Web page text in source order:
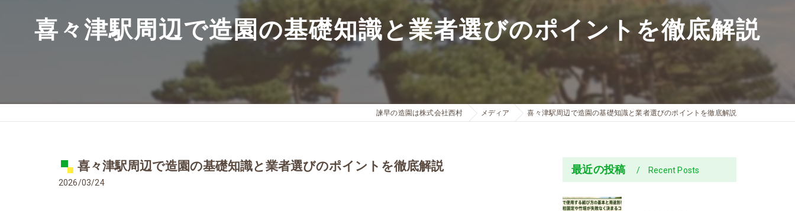
喜々津駅周辺で造園の基礎知識と業者選びのポイントを徹底解説
諫早の造園は株式会社西村 メディア 喜々津駅周辺で造園の基礎知識と業者選びのポイントを徹底解説
喜々津駅周辺で造園の基礎知識と業者選びのポイントを徹底解説
2026/03/24
最近の投稿 Recent Posts